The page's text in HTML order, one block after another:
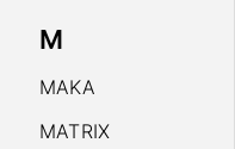
M
MAKA
MATRIX